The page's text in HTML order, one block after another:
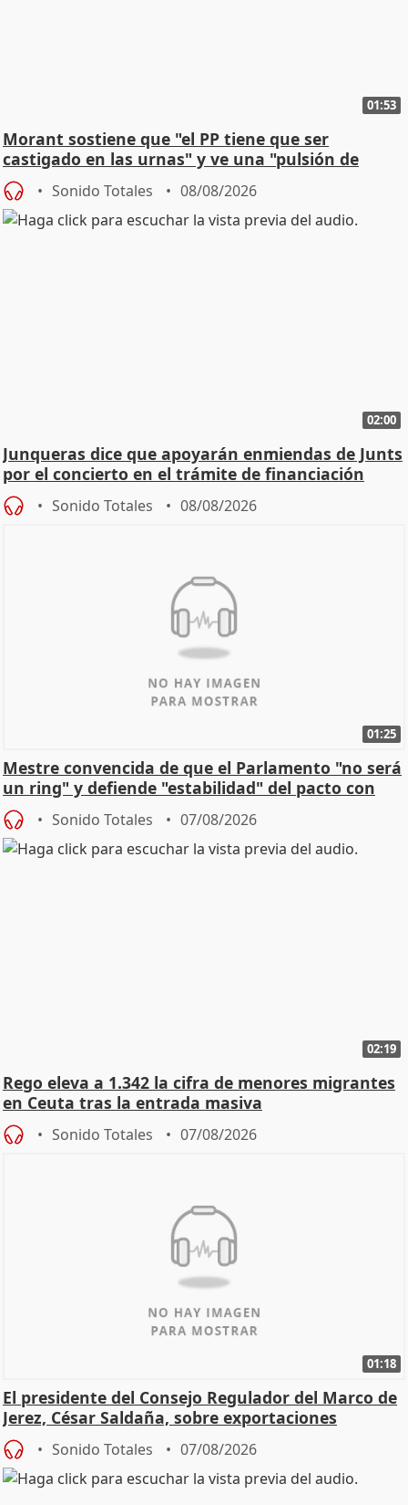
01:53
Morant sostiene que "el PP tiene que ser
castigado en las urnas" y ve una "pulsión de
cambio"
Sonido Totales 08/08/2026
02:00
Junqueras dice que apoyarán enmiendas de Junts
por el concierto en el trámite de financiación
Sonido Totales 08/08/2026
01:25
Mestre convencida de que el Parlamento "no será
un ring" y defiende "estabilidad" del pacto con
Vox
Sonido Totales 07/08/2026
02:19
Rego eleva a 1.342 la cifra de menores migrantes
en Ceuta tras la entrada masiva
Sonido Totales 07/08/2026
01:18
El presidente del Consejo Regulador del Marco de
Jerez, César Saldaña, sobre exportaciones
Sonido Totales 07/08/2026